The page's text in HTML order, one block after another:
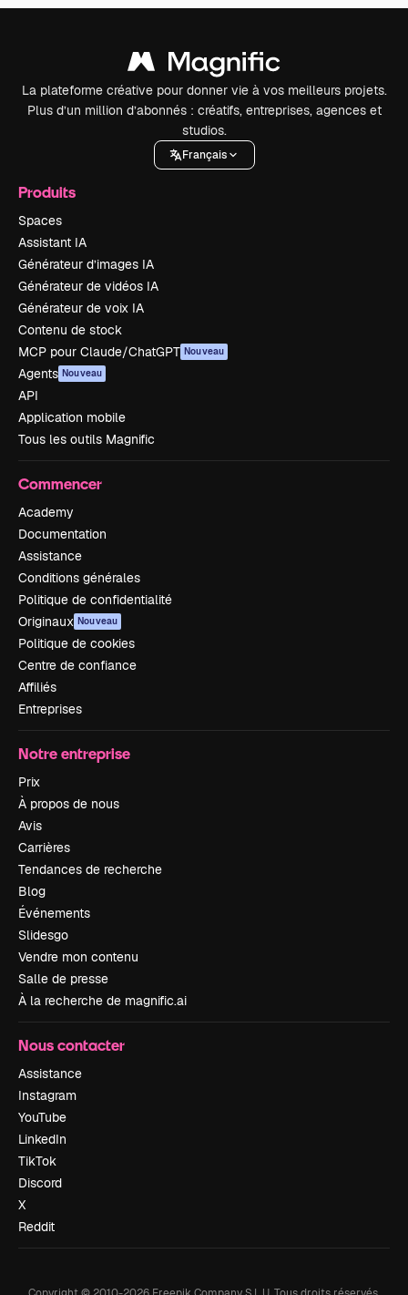
La plateforme créative pour donner vie à vos meilleurs projets.
Plus d’un million d’abonnés : créatifs, entreprises, agences et
studios.
Français
Produits
Spaces
Assistant IA
Générateur d’images IA
Générateur de vidéos IA
Générateur de voix IA
Contenu de stock
MCP pour Claude/ChatGPT Nouveau
Agents Nouveau
API
Application mobile
Tous les outils Magnific
Commencer
Academy
Documentation
Assistance
Conditions générales
Politique de confidentialité
Originaux Nouveau
Politique de cookies
Centre de confiance
Affiliés
Entreprises
Notre entreprise
Prix
À propos de nous
Avis
Carrières
Tendances de recherche
Blog
Événements
Slidesgo
Vendre mon contenu
Salle de presse
À la recherche de magnific.ai
Nous contacter
Assistance
Instagram
YouTube
LinkedIn
TikTok
Discord
X
Reddit